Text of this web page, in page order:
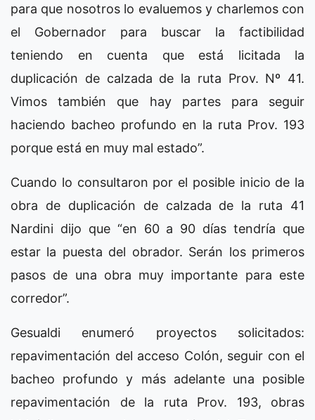
para que nosotros lo evaluemos y charlemos con
el Gobernador para buscar la factibilidad
teniendo en cuenta que está licitada la
duplicación de calzada de la ruta Prov. Nº 41.
Vimos también que hay partes para seguir
haciendo bacheo profundo en la ruta Prov. 193
porque está en muy mal estado”.
Cuando lo consultaron por el posible inicio de la
obra de duplicación de calzada de la ruta 41
Nardini dijo que “en 60 a 90 días tendría que
estar la puesta del obrador. Serán los primeros
pasos de una obra muy importante para este
corredor”.
Gesualdi enumeró proyectos solicitados:
repavimentación del acceso Colón, seguir con el
bacheo profundo y más adelante una posible
repavimentación de la ruta Prov. 193, obras